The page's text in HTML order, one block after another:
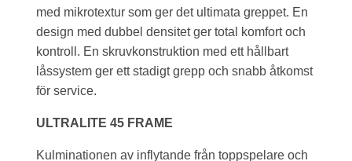
med mikrotextur som ger det ultimata greppet. En
design med dubbel densitet ger total komfort och
kontroll. En skruvkonstruktion med ett hållbart
låssystem ger ett stadigt grepp och snabb åtkomst
för service.
ULTRALITE 45 FRAME
Kulminationen av inflytande från toppspelare och